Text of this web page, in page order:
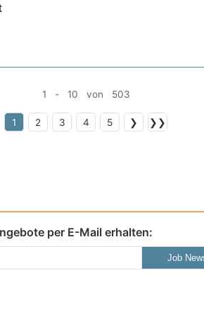
1 - 10 von 503
1 2 3 4 5 ❯ ❯❯
per E-Mail erhalten:
Job